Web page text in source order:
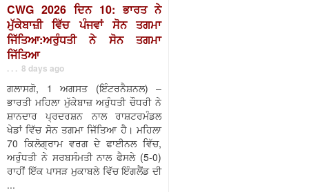
CWG 2026 ਦਿਨ 10: ਭਾਰਤ ਨੇ
ਮੁੱਕੇਬਾਜ਼ੀ ਵਿੱਚ ਪੰਜਵਾਂ ਸੋਨ ਤਗਮਾ
ਜਿੱਤਿਆ:ਅਰੁੰਧਤੀ ਨੇ ਸੋਨ ਤਗਮਾ
ਜਿੱਤਿਆ
. . . 8 days ago
ਗਲਾਸਗੋ, 1 ਅਗਸਤ (ਇੰਟਰਨੈਸ਼ਨਲ) –
ਭਾਰਤੀ ਮਹਿਲਾ ਮੁੱਕੇਬਾਜ਼ ਅਰੁੰਧਤੀ ਚੌਧਰੀ ਨੇ
ਸ਼ਾਨਦਾਰ ਪ੍ਰਦਰਸ਼ਨ ਨਾਲ ਰਾਸ਼ਟਰਮੰਡਲ
ਖੇਡਾਂ ਵਿੱਚ ਸੋਨ ਤਗਮਾ ਜਿੱਤਿਆ ਹੈ। ਮਹਿਲਾ
70 ਕਿਲੋਗ੍ਰਾਮ ਵਰਗ ਦੇ ਫਾਈਨਲ ਵਿੱਚ,
ਅਰੁੰਧਤੀ ਨੇ ਸਰਬਸੰਮਤੀ ਨਾਲ ਫੈਸਲੇ (5-0)
ਰਾਹੀਂ ਇੱਕ ਪਾਸੜ ਮੁਕਾਬਲੇ ਵਿੱਚ ਇੰਗਲੈਂਡ ਦੀ
...